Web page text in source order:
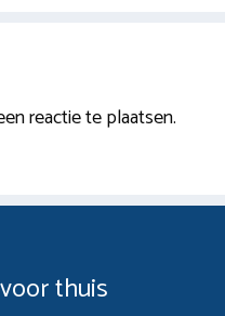
reactie te plaatsen.
thuis